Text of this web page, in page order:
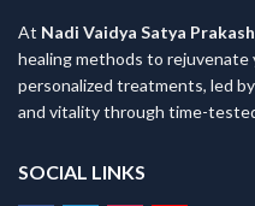
At Nadi Vaidya Satya Prakash
healing methods to
personalized treatments, led
and vitality through time-
SOCIAL LINKS